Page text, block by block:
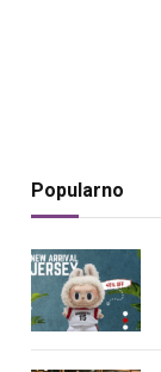
Popularno